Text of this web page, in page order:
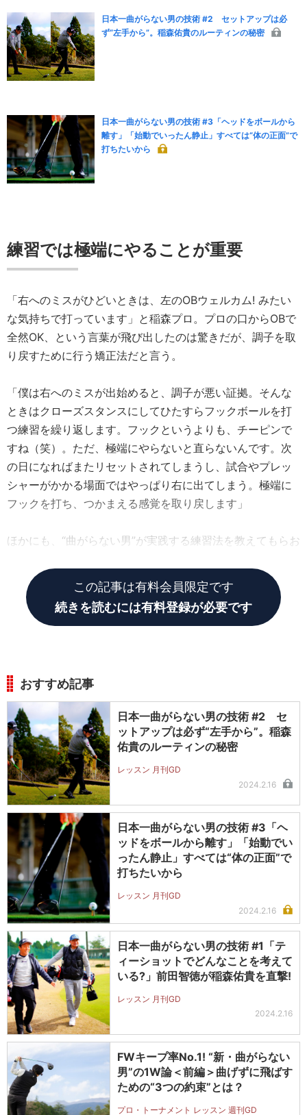
日本一曲がらない男の技術 #2 セットアップは必
ず“左手から”。稲森佑貴のルーティンの秘密
日本一曲がらない男の技術 #3「ヘッドをボールから
離す」「始動でいったん静止」すべては“体の正面”で
打ちたいから
練習では極端にやることが重要
「右へのミスがひどいときは、左のOBウェルカム! みたい
な気持ちで打っています」と稲森プロ。プロの口からOBで
全然OK、という言葉が飛び出したのは驚きだが、調子を取
り戻すために行う矯正法だと言う。
「僕は右へのミスが出始めると、調子が悪い証拠。そんな
ときはクローズスタンスにしてひたすらフックボールを打
つ練習を繰り返します。フックというよりも、チーピンで
すね（笑）。ただ、極端にやらないと直らないんです。次
の日になればまたリセットされてしまうし、試合やプレッ
シャーがかかる場面ではやっぱり右に出てしまう。極端に
フックを打ち、つかまえる感覚を取り戻します」
ほかにも、“曲がらない男”が実践する練習法を教えてもらお
この記事は有料会員限定です
続きを読むには有料登録が必要です
おすすめ記事
日本一曲がらない男の技術 #2 セ
ットアップは必ず“左手から”。稲森
佑貴のルーティンの秘密
レッスン 月刊GD
2024.2.16
日本一曲がらない男の技術 #3「ヘ
ッドをボールから離す」「始動でい
ったん静止」すべては“体の正面”で
打ちたいから
レッスン 月刊GD
2024.2.16
日本一曲がらない男の技術 #1「テ
ィーショットでどんなことを考えて
いる?」前田智徳が稲森佑貴を直撃!
レッスン 月刊GD
2024.2.16
FWキープ率No.1! “新・曲がらない
男”の1W論＜前編＞曲げずに飛ばす
ための“3つの約束”とは？
プロ・トーナメント レッスン 週刊GD